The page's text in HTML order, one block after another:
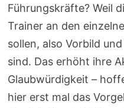
Führungskräfte? Weil
Trainer an den
sollen, also Vorbild
sind. Das erhöht ihre
Glaubwürdigkeit –
hier erst mal das